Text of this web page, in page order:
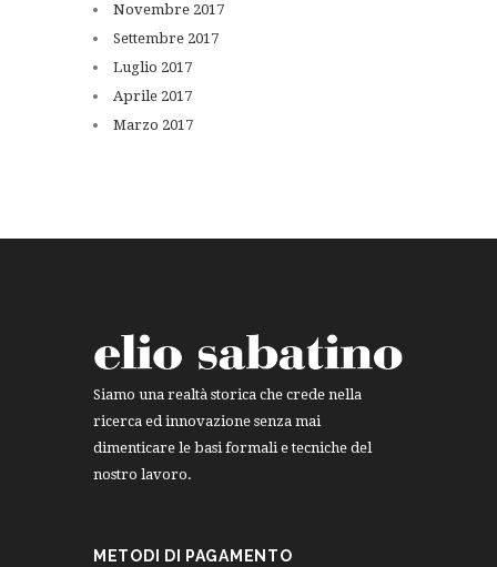
Novembre 2017
Settembre 2017
Luglio 2017
Aprile 2017
Marzo 2017
Siamo una realtà storica che crede nella
ricerca ed innovazione senza mai
dimenticare le basi formali e tecniche del
nostro lavoro.
METODI DI PAGAMENTO